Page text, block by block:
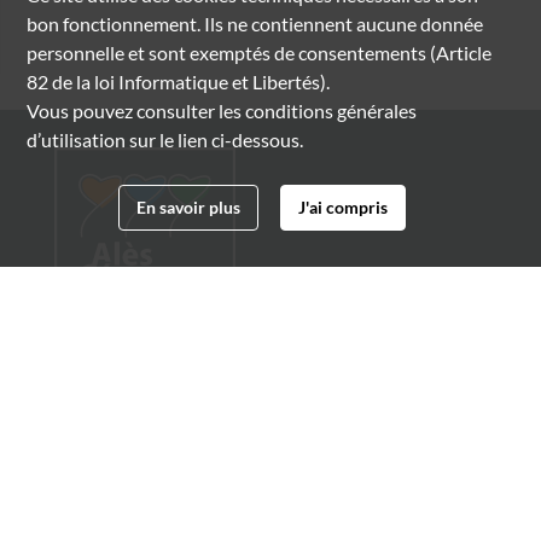
bon fonctionnement. Ils ne contiennent aucune donnée
personnelle et sont exemptés de consentements (Article
82 de la loi Informatique et Libertés).
Vous pouvez consulter les conditions générales
d’utilisation sur le lien ci-dessous.
En savoir plus J'ai compris